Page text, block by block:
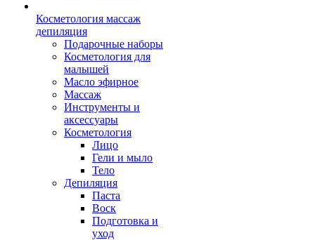
Косметология массаж
депиляция
Подарочные наборы
Косметология для
малышей
Масло эфирное
Массаж
Инструменты и
аксессуары
Косметология
Лицо
Гели и мыло
Тело
Депиляция
Паста
Воск
Подготовка и
уход